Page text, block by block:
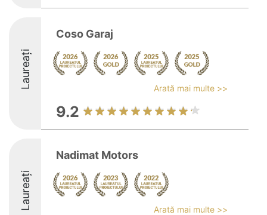
Laureați
Coso Garaj
Arată mai multe >>
9.2
Laureați
Nadimat Motors
Arată mai multe >>